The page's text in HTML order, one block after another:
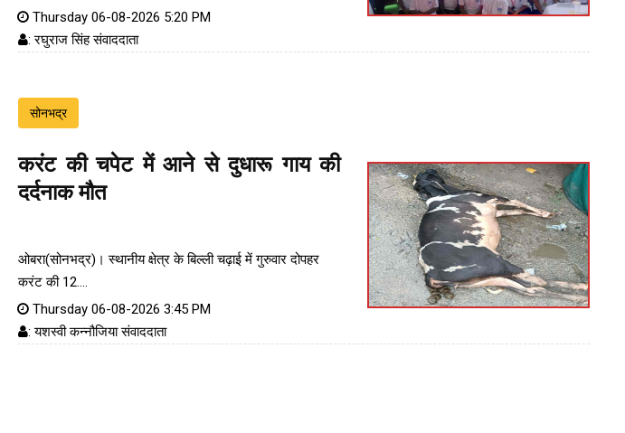
Thursday 06-08-2026 5:20 PM
: रघुराज सिंह संवाददाता
सोनभद्र
करंट की चपेट में आने से दुधारू गाय की
दर्दनाक मौत
ओबरा(सोनभद्र)। स्थानीय क्षेत्र के बिल्ली चढ़ाई में गुरुवार दोपहर
करंट की 12....
Thursday 06-08-2026 3:45 PM
: यशस्वी कन्नौजिया संवाददाता